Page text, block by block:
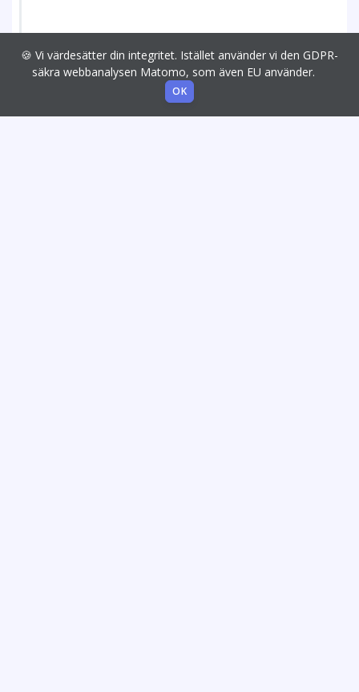
🍪 Vi värdesätter din integritet. Istället använder vi den GDPR-
säkra webbanalysen Matomo, som även EU använder.
OK